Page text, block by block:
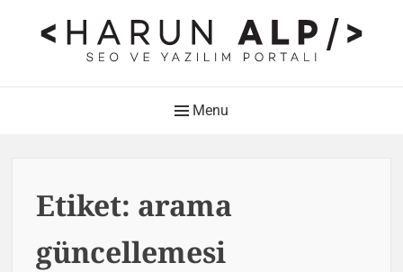
HARUN ALP Kişisel Blog –
SEO ve Yazılım Portalı
Menu
Etiket: arama
güncellemesi